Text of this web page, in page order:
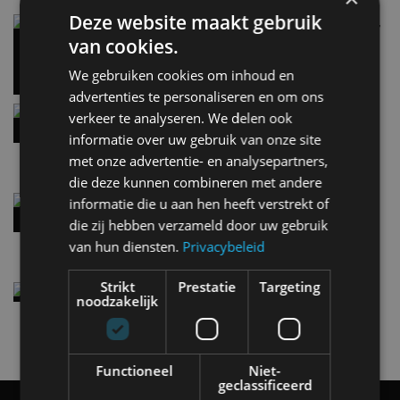
Carbon fibre op je laadkabel: nergens voor nodig,
en precies daarom geweldig
5 aug
Hennessey Blackbird krijgt atmosferische V8 en
handbak: soms is eenvoud leuker
5 aug
Audi A2 e-Tron mikt op verbruik van 12,8 kWh
Elektrische Geely E2 (tijdelijk) net zo goedkoop
als een Renault Twingo
Deze website maakt gebruik
van cookies.
We gebruiken cookies om inhoud en
advertenties te personaliseren en om ons
verkeer te analyseren. We delen ook
informatie over uw gebruik van onze site
met onze advertentie- en analysepartners,
die deze kunnen combineren met andere
informatie die u aan hen heeft verstrekt of
die zij hebben verzameld door uw gebruik
van hun diensten. Privacybeleid
Strikt
noodzakelijk
Prestatie Targeting
Functioneel
Niet-
geclassificeerd